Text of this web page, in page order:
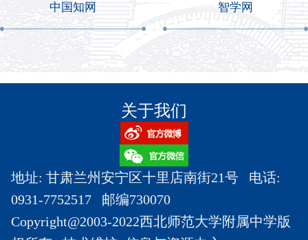
中国知网 智学网
关于我们
地址: 甘肃兰州安宁区十里店南街21号 电话:
0931-7752517 邮编730070
Copyright@2003-2022西北师范大学附属中学版